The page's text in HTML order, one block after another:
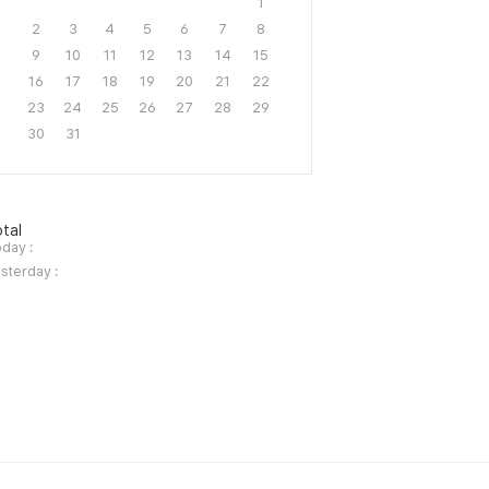
2
3 4 5 6 7
8
9
10 11 12 13 14
15
16
17 18 19 20 21
22
23
24 25 26 27 28
29
30
31
:
: